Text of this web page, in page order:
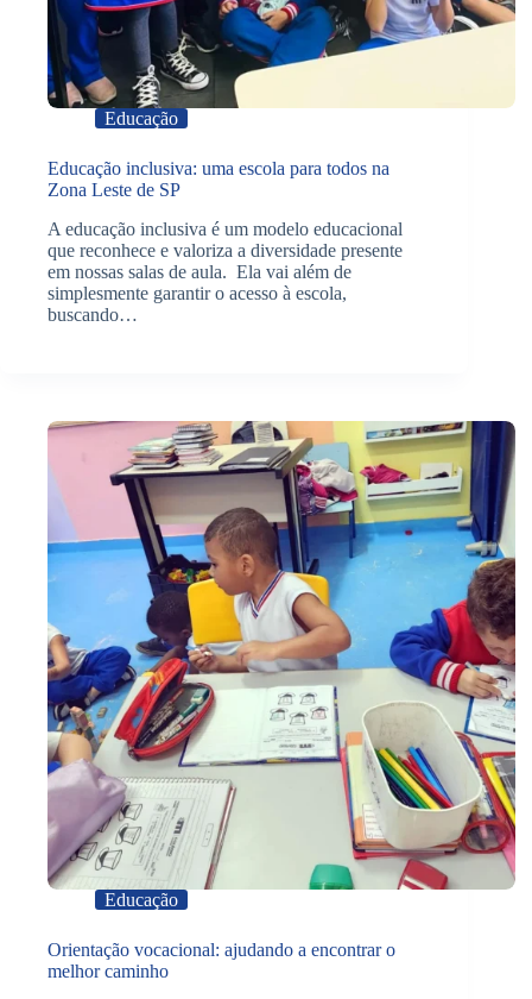
Educação
Educação inclusiva: uma escola para todos na
Zona Leste de SP
A educação inclusiva é um modelo educacional
que reconhece e valoriza a diversidade presente
em nossas salas de aula. Ela vai além de
simplesmente garantir o acesso à escola,
buscando…
Educação
Orientação vocacional: ajudando a encontrar o
melhor caminho